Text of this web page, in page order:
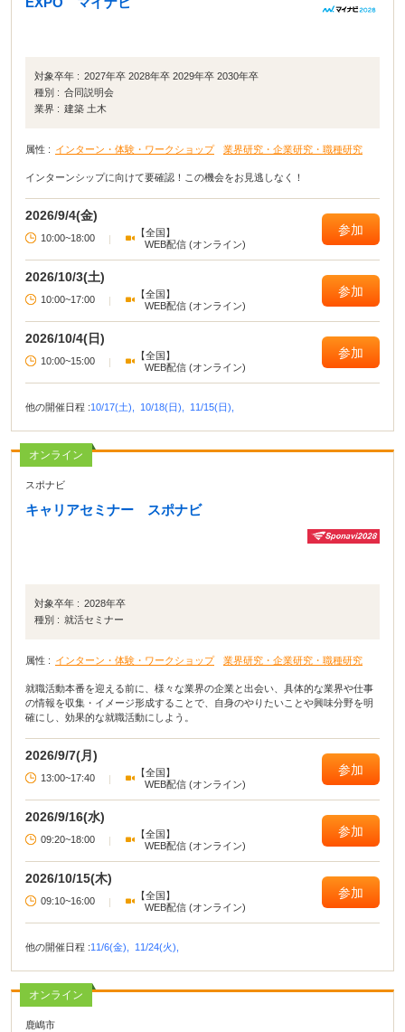
対象卒年 : 2027年卒 2028年卒 2029年卒 2030年卒
種別 : 合同説明会
業界 : 建築 土木
属性 : インターン・体験・ワークショップ 業界研究・企業研究・職種研究
インターンシップに向けて要確認！この機会をお見逃しなく！
2026/9/4(金)
10:00~18:00 |
【全国】
WEB配信 (オンライン)
参加
2026/10/3(土)
10:00~17:00 |
【全国】
WEB配信 (オンライン)
参加
2026/10/4(日)
10:00~15:00 |
【全国】
WEB配信 (オンライン)
参加
他の開催日程 :10/17(土), 10/18(日), 11/15(日),
オンライン
スポナビ
キャリアセミナー スポナビ
対象卒年 : 2028年卒
種別 : 就活セミナー
属性 : インターン・体験・ワークショップ 業界研究・企業研究・職種研究
就職活動本番を迎える前に、様々な業界の企業と出会い、具体的な業界や仕事
の情報を収集・イメージ形成することで、自身のやりたいことや興味分野を明
確にし、効果的な就職活動にしよう。
2026/9/7(月)
13:00~17:40 |
【全国】
WEB配信 (オンライン)
参加
2026/9/16(水)
09:20~18:00 |
【全国】
WEB配信 (オンライン)
参加
2026/10/15(木)
09:10~16:00 |
【全国】
WEB配信 (オンライン)
参加
他の開催日程 :11/6(金), 11/24(火),
オンライン
鹿嶋市